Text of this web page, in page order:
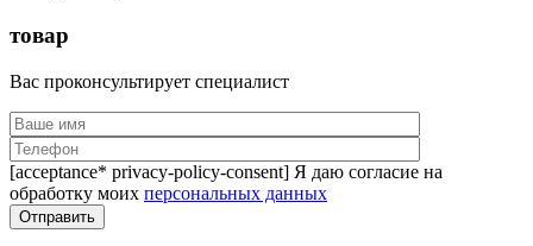
товар
Вас проконсультирует специалист
[acceptance* privacy-policy-consent] Я даю согласие на
обработку моих персональных данных